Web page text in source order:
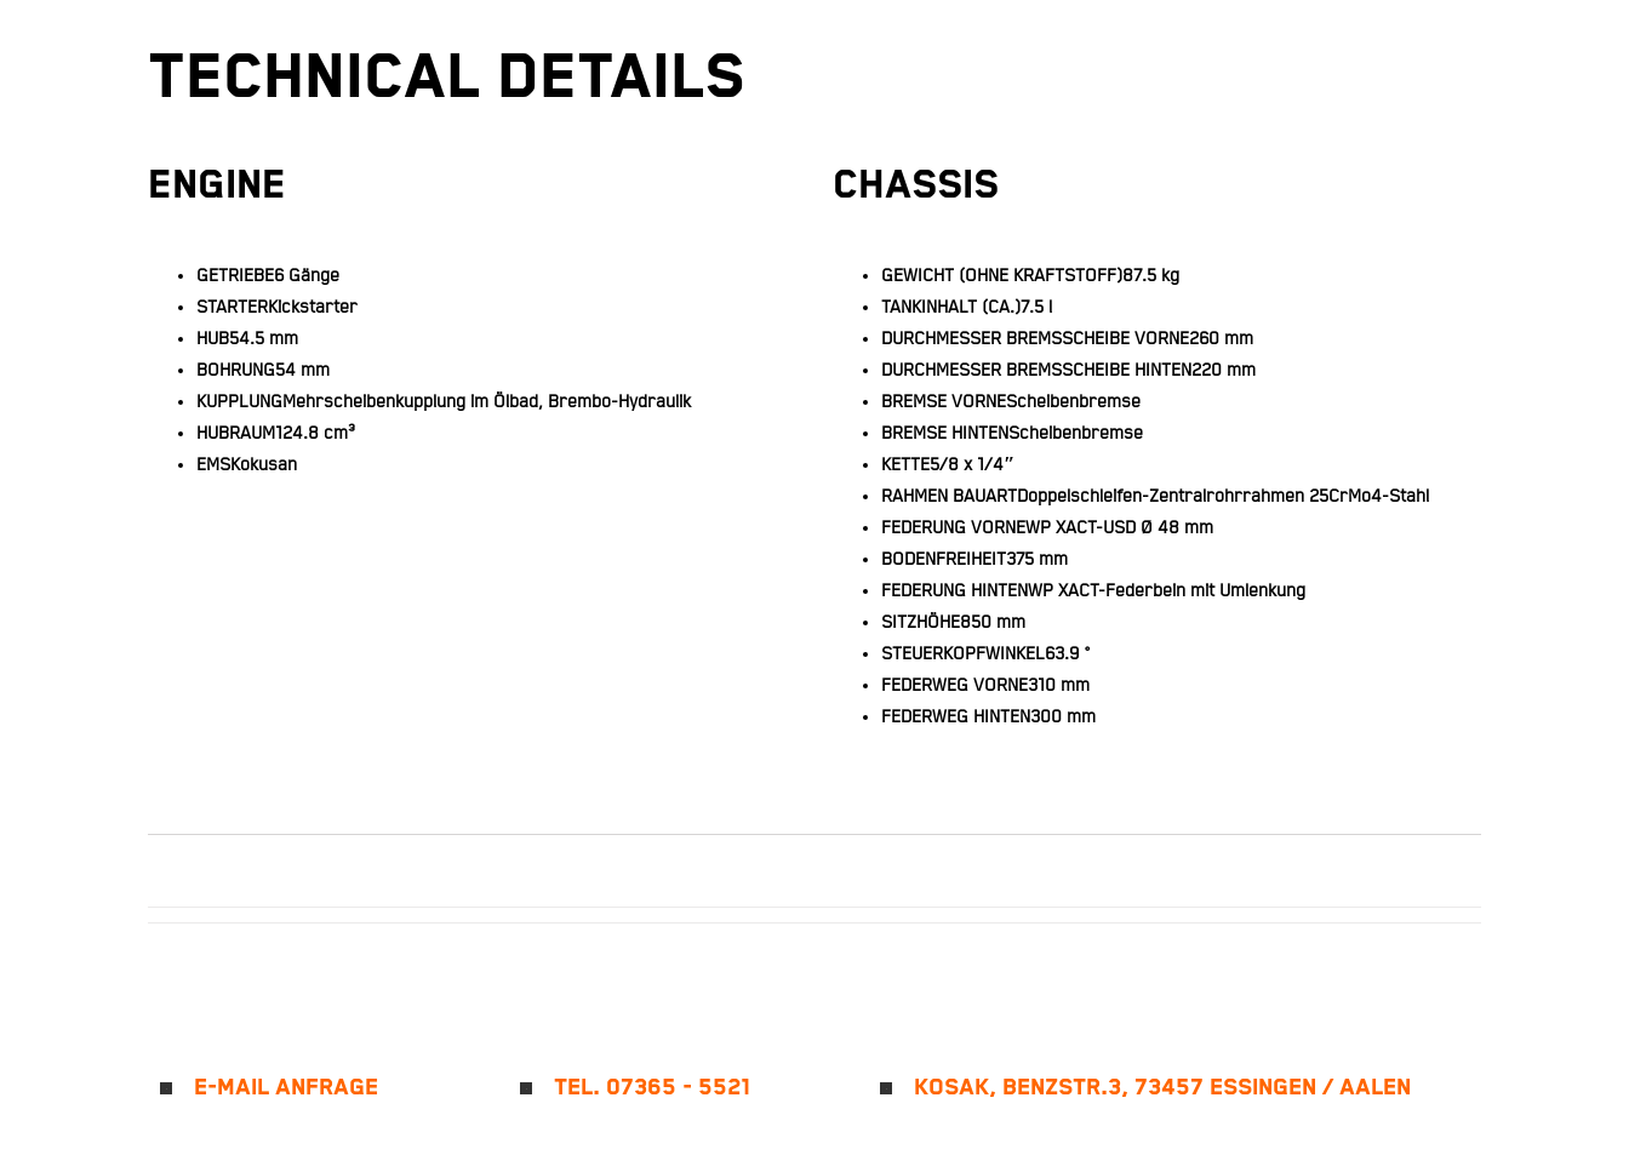
TECHNICAL DETAILS
ENGINE
GETRIEBE6 Gänge
STARTERKickstarter
HUB54.5 mm
BOHRUNG54 mm
KUPPLUNGMehrscheibenkupplung im Ölbad, Brembo-Hydraulik
HUBRAUM124.8 cm³
EMSKokusan
CHASSIS
GEWICHT (OHNE KRAFTSTOFF)87.5 kg
TANKINHALT (CA.)7.5 l
DURCHMESSER BREMSSCHEIBE VORNE260 mm
DURCHMESSER BREMSSCHEIBE HINTEN220 mm
BREMSE VORNEScheibenbremse
BREMSE HINTENScheibenbremse
KETTE5/8 x 1/4″
RAHMEN BAUARTDoppelschleifen-Zentralrohrrahmen 25CrMo4-Stahl
FEDERUNG VORNEWP XACT-USD Ø 48 mm
BODENFREIHEIT375 mm
FEDERUNG HINTENWP XACT-Federbein mit Umlenkung
SITZHÖHE850 mm
STEUERKOPFWINKEL63.9 °
FEDERWEG VORNE310 mm
FEDERWEG HINTEN300 mm
E-MAIL ANFRAGE TEL. 07365 - 5521 KOSAK, BENZSTR.3, 73457 ESSINGEN / AALEN